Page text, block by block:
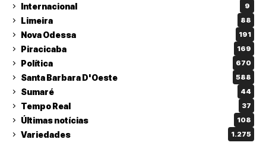
Internacional 9
Limeira 88
Nova Odessa 191
Piracicaba 169
Política 670
Santa Barbara D'Oeste 588
Sumaré 44
Tempo Real 37
Últimas notícias 108
Variedades 1.275